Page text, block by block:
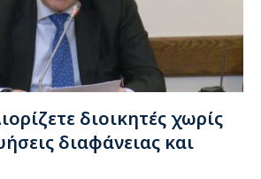
διοικητές χωρίς
διαφάνειας και